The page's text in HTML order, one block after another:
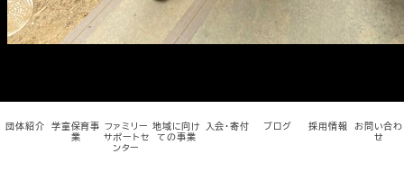
移
動
団体紹介 学童保育事
業
ファミリー
サポートセ
ンター
地域に向け
ての事業
入会・寄付 ブログ 採用情報 お問い合わ
せ